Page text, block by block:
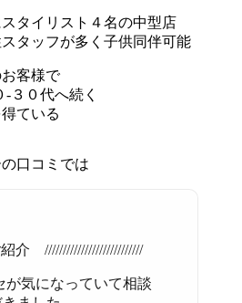
タイリスト４名の中型店
タッフが多く子供同伴可能
客様で
３０代へ続く
ている
口コミでは
介 ///////////////////////////
が気になっていて相談